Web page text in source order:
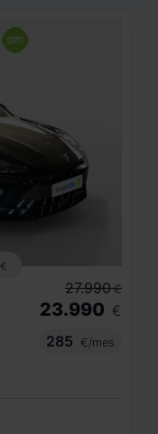
€
27.990 €
23.990 €
285
€/mes